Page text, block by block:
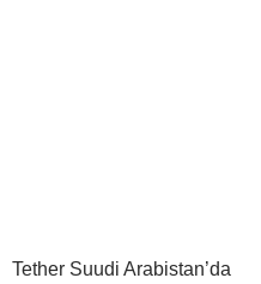
Tether Suudi Arabistan’da